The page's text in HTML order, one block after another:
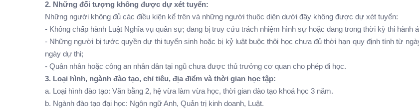
2. Những đối tượng không được dự xét tuyển:
Những người không đủ các điều kiện kể trên và những người thuộc diện dưới đây không được dự xét tuyển:
- Không chấp hành Luật Nghĩa vụ quân sự; đang bị truy cứu trách nhiệm hình sự hoặc đang trong thời kỳ thi hành
- Những người bị tước quyền dự thi tuyển sinh hoặc bị kỷ luật buộc thôi học chưa đủ thời hạn quy định tính từ
ngày dự thi;
- Quân nhân hoặc công an nhân dân tại ngũ chưa được thủ trưởng cơ quan cho phép đi học.
3. Loại hình, ngành đào tạo, chỉ tiêu, địa điểm và thời gian học tập:
a. Loại hình đào tạo: Văn bằng 2, hệ vừa làm vừa học, thời gian đào tạo khoá học 3 năm.
b. Ngành đào tạo đại học: Ngôn ngữ Anh, Quản trị kinh doanh, Luật.